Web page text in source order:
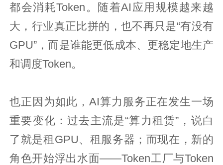
都会消耗Token。随着AI应用规模越来越
大，行业真正比拼的，也不再只是“有没有
GPU”，而是谁能更低成本、更稳定地生产
和调度Token。
也正因为如此，AI算力服务正在发生一场
重要变化：过去主流是“算力租赁”，说白
了就是租GPU、租服务器；而现在，新的
角色开始浮出水面——Token工厂与Token